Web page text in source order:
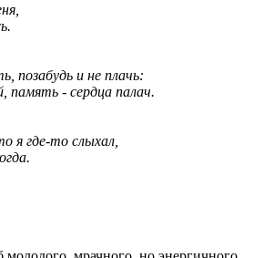
позабудь и не плачь:
память - сердца палач.
я где-то слыхал,